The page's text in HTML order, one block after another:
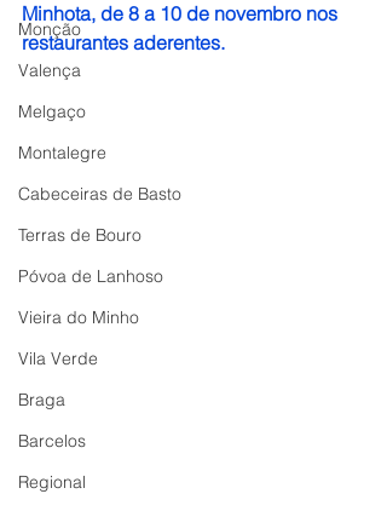
Monção
Valença
Melgaço
Montalegre
Cabeceiras de Basto
Terras de Bouro
Póvoa de Lanhoso
Vieira do Minho
Vila Verde
Braga
Barcelos
Regional
Minhota, de 8 a 10 de novembro nos
restaurantes aderentes.